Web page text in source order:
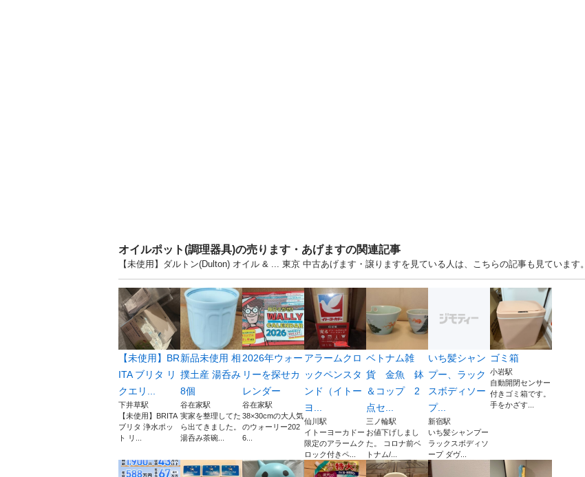
オイルポット(調理器具)の売ります・あげますの関連記事
【未使用】ダルトン(Dulton) オイル & ... 東京 中古あげます・譲りますを見ている人は、こちらの記事も見ています。
【未使用】BR
ITA ブリタ リ
クエリ...
下井草駅
【未使用】BRITA
ブリタ 浄水ポッ
ト リ...
新品未使用 相
撲土産 湯呑み
8個
谷在家駅
実家を整理してた
ら出てきました。
湯呑み茶碗...
2026年ウォー
リーを探せカ
レンダー
谷在家駅
38×30cmの大人気
のウォーリー202
6...
アラームクロ
ックペンスタ
ンド（イトー
ヨ...
仙川駅
イトーヨーカドー
限定のアラームク
ロック付きペ...
ベトナム雑
貨 金魚 鉢
＆コップ 2
点セ...
三ノ輪駅
お値下げしまし
た。 コロナ前ベ
トナム/...
いち髪シャン
プー、ラック
スボディソー
プ...
新宿駅
いち髪シャンプー
ラックスボディソ
ープ ダヴ...
ゴミ箱
小岩駅
自動開閉センサー
付きゴミ箱です。
手をかざす...